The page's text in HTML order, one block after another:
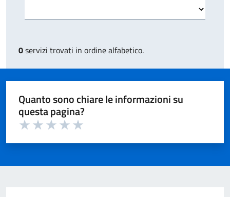
0servizi trovati in ordine alfabetico.
Quanto sono chiare le informazioni su
questa pagina?